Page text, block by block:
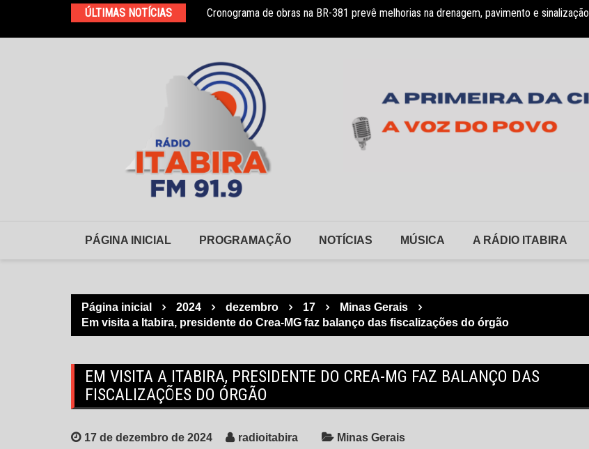
o
ÚLTIMAS NOTÍCIAS Cronograma de obras na BR-381 prevê melhorias na drenagem, pavimento e sinalização
HNSD se manifesta após declarações e anúncio de auditoria no PSMI
PÁGINA INICIAL PROGRAMAÇÃO NOTÍCIAS MÚSICA A RÁDIO ITABIRA
Página inicial 2024 dezembro 17
Minas Gerais
Em visita a Itabira, presidente do Crea-MG faz balanço das fiscalizações do órgão
EM VISITA A ITABIRA, PRESIDENTE DO CREA-MG FAZ BALANÇO DAS
FISCALIZAÇÕES DO ÓRGÃO
17 de dezembro de 2024 radioitabira Minas Gerais